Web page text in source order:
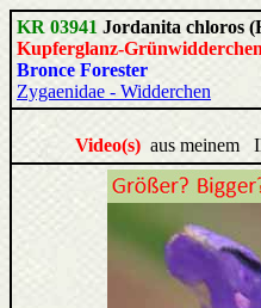
KR 03941 Jordanita chloros
Kupferglanz-Grünwidderchen
Bronce Forester
Zygaenidae - Widderchen
Video(s)aus meinem